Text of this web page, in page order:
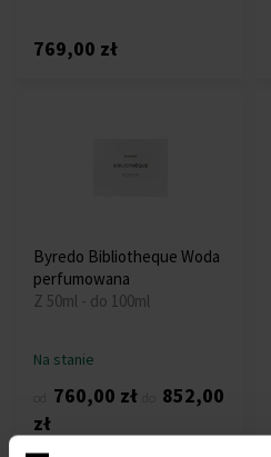
769,00 zł
Byredo Bibliotheque Woda
perfumowana
Z 50ml - do 100ml
Na stanie
760,00 zł
852,00
zł